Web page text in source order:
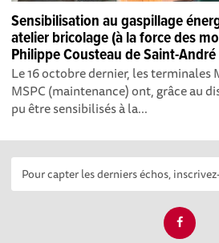
Sensibilisation au gaspillage
atelier bricolage (à la force des
Philippe Cousteau de Saint-
Le 16 octobre dernier, les terminales
MSPC (maintenance) ont, grâce au
pu être sensibilisés à la...